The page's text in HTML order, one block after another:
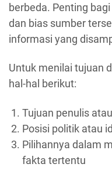
berbeda. Penting
dan bias sumber
informasi yang
Untuk menilai tujuan
hal-hal berikut:
Tujuan penulis
Posisi politik atau
Pilihannya dalam
fakta tertentu